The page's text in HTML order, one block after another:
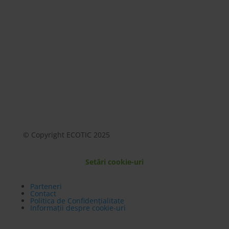
© Copyright ECOTIC 2025
Setări cookie-uri
Parteneri
Contact
Politica de Confidențialitate
Informații despre cookie-uri